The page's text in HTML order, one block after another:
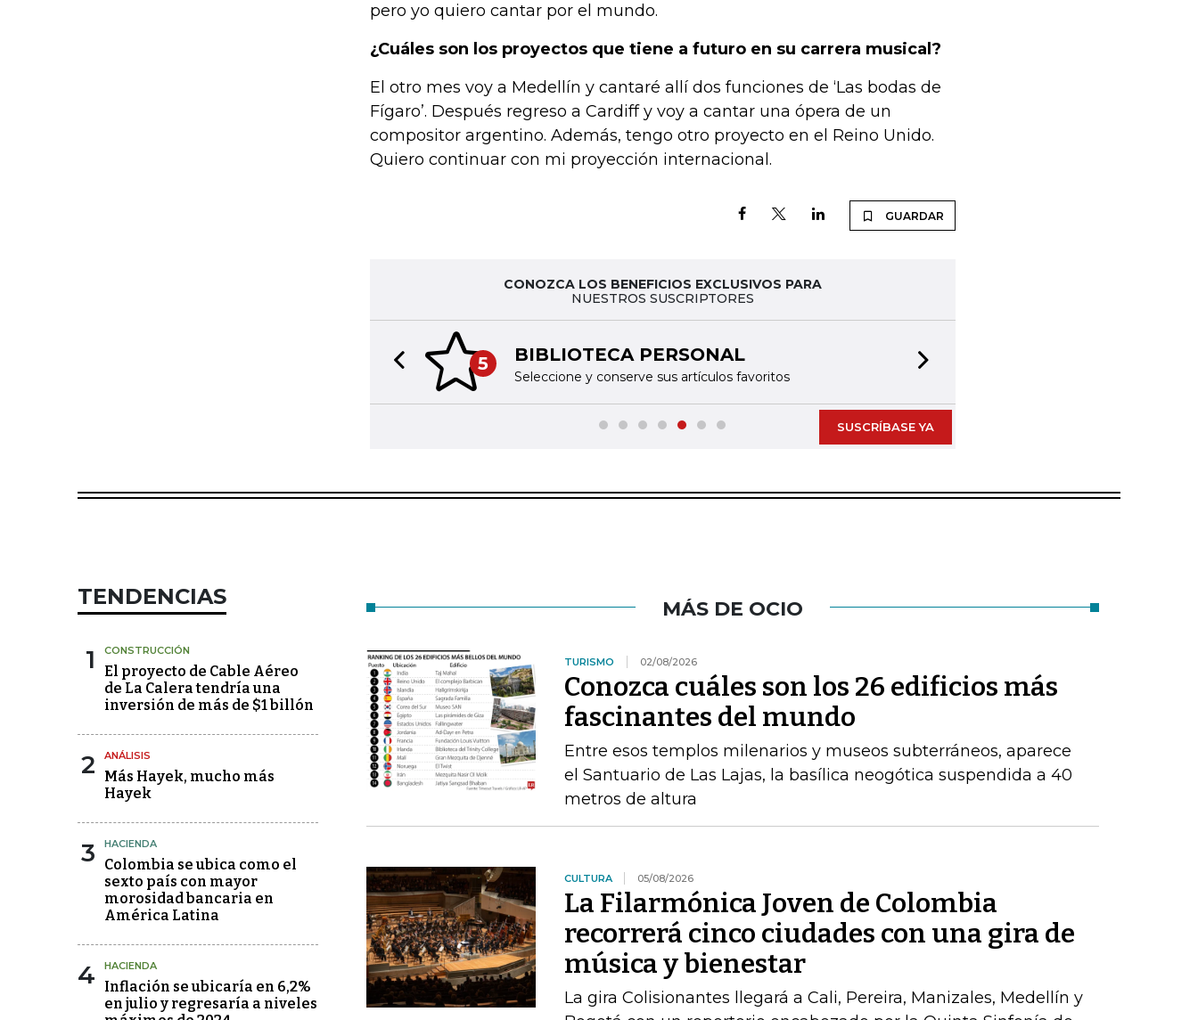
pero yo quiero cantar por el mundo.
¿Cuáles son los proyectos que tiene a futuro en su carrera musical?
El otro mes voy a Medellín y cantaré allí dos funciones de ‘Las bodas de
Fígaro’. Después regreso a Cardiff y voy a cantar una ópera de un
compositor argentino. Además, tengo otro proyecto en el Reino Unido.
Quiero continuar con mi proyección internacional.
GUARDAR
CONOZCA LOS BENEFICIOS EXCLUSIVOS PARA
NUESTROS SUSCRIPTORES
5 BIBLIOTECA PERSONAL
Seleccione y conserve sus artículos favoritos
Previous slide
SUSCRÍBASE YA
TENDENCIAS
1 CONSTRUCCIÓN
El proyecto de Cable Aéreo
de La Calera tendría una
inversión de más de $1 billón
2 ANÁLISIS
Más Hayek, mucho más
Hayek
3 HACIENDA
Colombia se ubica como el
sexto país con mayor
morosidad bancaria en
América Latina
4 HACIENDA
Inflación se ubicaría en 6,2%
en julio y regresaría a niveles
MÁS DE OCIO
TURISMO 02/08/2026
Conozca cuáles son los 26 edificios más
fascinantes del mundo
Entre esos templos milenarios y museos subterráneos, aparece
el Santuario de Las Lajas, la basílica neogótica suspendida a 40
metros de altura
CULTURA 05/08/2026
La Filarmónica Joven de Colombia
recorrerá cinco ciudades con una gira de
música y bienestar
La gira Colisionantes llegará a Cali, Pereira, Manizales, Medellín y